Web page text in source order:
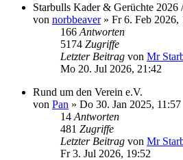
Starbulls Kader & Gerüchte 2026
von norbbeaver» Fr 6. Feb 2026,
166 Antworten
5174 Zugriffe
Letzter Beitrag von Mr
Mo 20. Jul 2026, 21:42
Rund um den Verein e.V.
von Pan » Do 30. Jan 2025, 11:57
14 Antworten
481 Zugriffe
Letzter Beitrag von Mr
Fr 3. Jul 2026, 19:52